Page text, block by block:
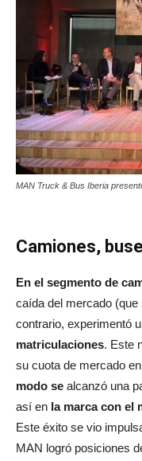
MAN Truck & Bus Iberia
Camiones,
En el segmento de
caída del mercado (que
contrario, experimentó
matriculaciones. Este
su cuota de mercado en
modo se alcanzó una
así en la marca con el
Este éxito se vio
MAN logró posiciones